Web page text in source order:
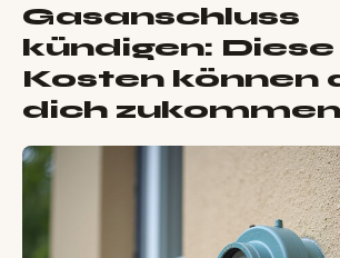
Gasanschluss
kündigen: Diese
Kosten können
dich zukommen